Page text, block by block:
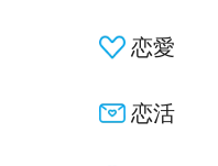
恋愛
恋活